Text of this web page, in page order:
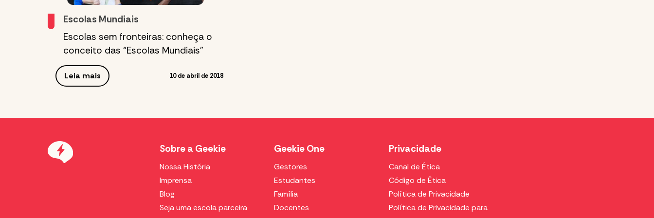
Escolas Mundiais
Escolas sem fronteiras: conheça o
conceito das “Escolas Mundiais”
Leia mais 10 de abril de 2018
Sobre a Geekie
Nossa História
Imprensa
Blog
Seja uma escola parceira
Geekie One
Gestores
Estudantes
Família
Docentes
Privacidade
Canal de Ética
Código de Ética
Política de Privacidade
Política de Privacidade para